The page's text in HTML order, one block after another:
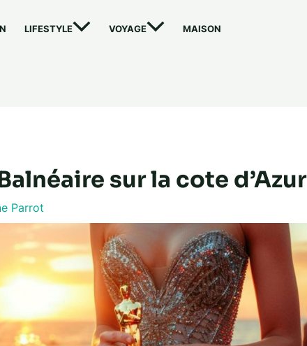
LIFESTYLE VOYAGE MAISON
sur la cote d’Azur
Parrot